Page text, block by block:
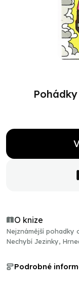
O knize
Nejznámější pohadky
Nechybí Jezinky,
Podrobné